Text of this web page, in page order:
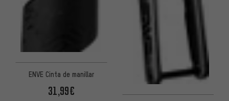
ENVE Cinta de manillar
31,99€